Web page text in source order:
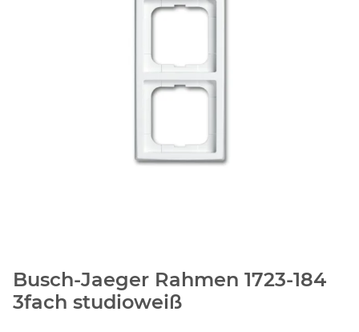
Busch-Jaeger Rahmen 1723-184
3fach studioweiß